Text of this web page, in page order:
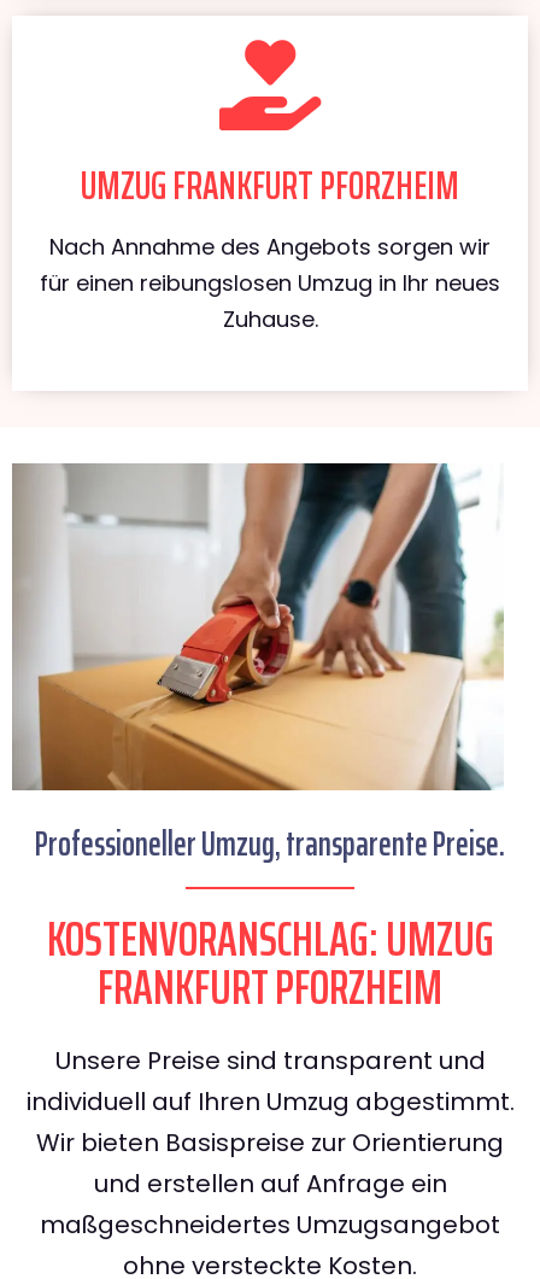
UMZUG FRANKFURT PFORZHEIM
Nach Annahme des Angebots sorgen wir
für einen reibungslosen Umzug in Ihr neues
Zuhause.
Professioneller Umzug, transparente Preise.
KOSTENVORANSCHLAG: UMZUG
FRANKFURT PFORZHEIM
Unsere Preise sind transparent und
individuell auf Ihren Umzug abgestimmt.
Wir bieten Basispreise zur Orientierung
und erstellen auf Anfrage ein
maßgeschneidertes Umzugsangebot
ohne versteckte Kosten.